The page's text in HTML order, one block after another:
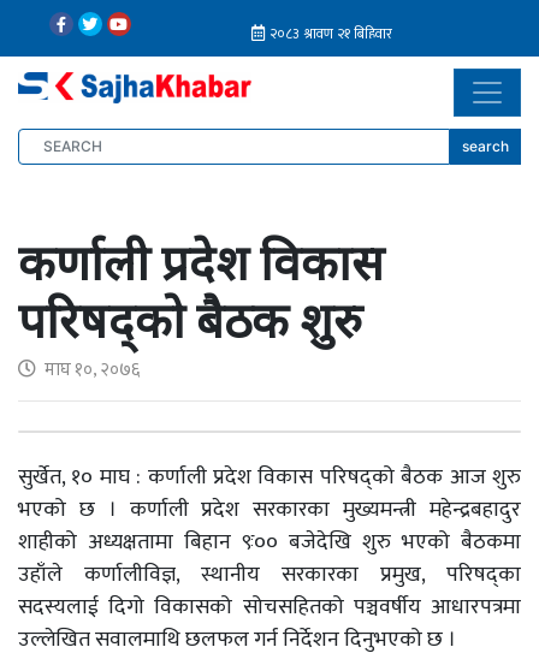
search
कर्णाली प्रदेश विकास
परिषद्को बैठक शुरु
माघ १०, २०७६
सुर्खेत, १० माघ : कर्णाली प्रदेश विकास परिषद्को बैठक आज शुरु
भएको छ । कर्णाली प्रदेश सरकारका मुख्यमन्त्री महेन्द्रबहादुर
शाहीको अध्यक्षतामा बिहान ९ः०० बजेदेखि शुरु भएको बैठकमा
उहाँले कर्णालीविज्ञ, स्थानीय सरकारका प्रमुख, परिषद्का
सदस्यलाई दिगो विकासको सोचसहितको पञ्चवर्षीय आधारपत्रमा
उल्लेखित सवालमाथि छलफल गर्न निर्देशन दिनुभएको छ ।